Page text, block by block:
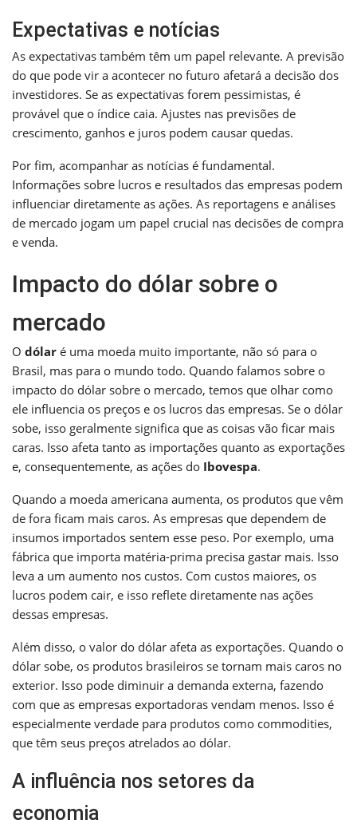
Expectativas e notícias
As expectativas também têm um papel relevante. A previsão
do que pode vir a acontecer no futuro afetará a decisão dos
investidores. Se as expectativas forem pessimistas, é
provável que o índice caia. Ajustes nas previsões de
crescimento, ganhos e juros podem causar quedas.
Por fim, acompanhar as notícias é fundamental.
Informações sobre lucros e resultados das empresas podem
influenciar diretamente as ações. As reportagens e análises
de mercado jogam um papel crucial nas decisões de compra
e venda.
Impacto do dólar sobre o
mercado
O dólar é uma moeda muito importante, não só para o
Brasil, mas para o mundo todo. Quando falamos sobre o
impacto do dólar sobre o mercado, temos que olhar como
ele influencia os preços e os lucros das empresas. Se o dólar
sobe, isso geralmente significa que as coisas vão ficar mais
caras. Isso afeta tanto as importações quanto as exportações
e, consequentemente, as ações do Ibovespa.
Quando a moeda americana aumenta, os produtos que vêm
de fora ficam mais caros. As empresas que dependem de
insumos importados sentem esse peso. Por exemplo, uma
fábrica que importa matéria-prima precisa gastar mais. Isso
leva a um aumento nos custos. Com custos maiores, os
lucros podem cair, e isso reflete diretamente nas ações
dessas empresas.
Além disso, o valor do dólar afeta as exportações. Quando o
dólar sobe, os produtos brasileiros se tornam mais caros no
exterior. Isso pode diminuir a demanda externa, fazendo
com que as empresas exportadoras vendam menos. Isso é
especialmente verdade para produtos como commodities,
que têm seus preços atrelados ao dólar.
A influência nos setores da
economia